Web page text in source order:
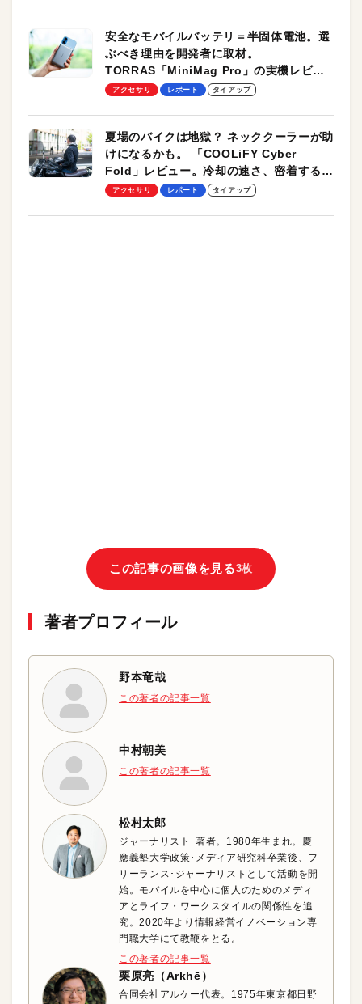
安全なモバイルバッテリ＝半固体電池。選
ぶべき理由を開発者に取材。
TORRAS「MiniMag Pro」の実機レビュ
ーも
アクセサリ レポート タイアップ
夏場のバイクは地獄？ ネッククーラーが助
けになるかも。 「COOLiFY Cyber
Fold」レビュー。冷却の速さ、密着する冷
却プレート、シンプルな操作性がグッド！
アクセサリ レポート タイアップ
この記事の画像を見る3枚
著者プロフィール
野本竜哉
この著者の記事一覧
中村朝美
この著者の記事一覧
松村太郎
ジャーナリスト･著者。1980年生まれ。慶
應義塾大学政策･メディア研究科卒業後、フ
リーランス･ジャーナリストとして活動を開
始。モバイルを中心に個人のためのメディ
アとライフ・ワークスタイルの関係性を追
究。2020年より情報経営イノベーション専
門職大学にて教鞭をとる。
この著者の記事一覧
栗原亮（Arkhē）
合同会社アルケー代表。1975年東京都日野